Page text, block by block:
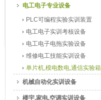
电工电子专业设备
PLC可编程实验实训装置
电工电子实训考核设备
电工电子电拖实验设备
维修电工技能实训设备
单片机,模电数电,通信实验箱
机械自动化实训设备
楼宇,家电,空调实训设备